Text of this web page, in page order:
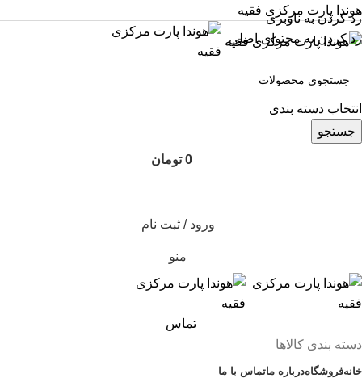
رد کردن به ناوبری
رد کردن به محتوای اصلی
هوندا پارت مرکزی فقیه
انتخاب دسته بندی
جستجو
0 تومان
ورود / ثبت نام
منو
تماس
دسته بندی کالاها
خانهفروشگاهدرباره ماتماس با ما